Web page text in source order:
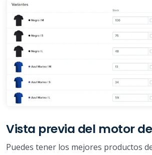
Vista previa del motor
Puedes tener los mejores productos